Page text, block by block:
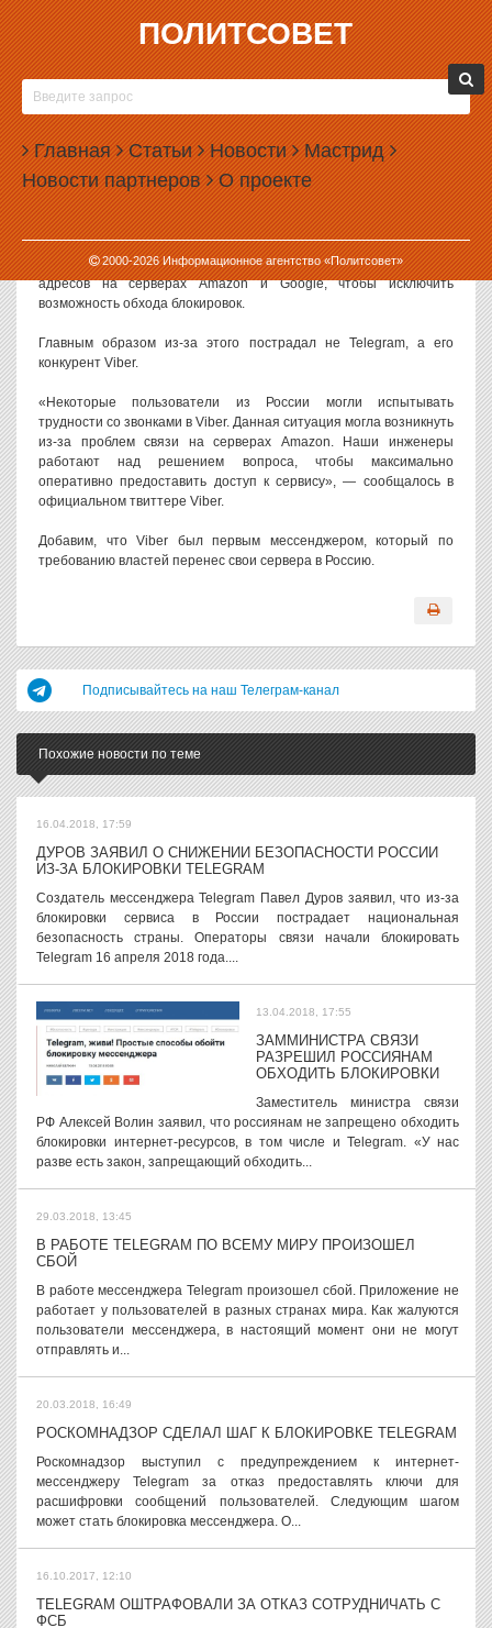
ПОЛИТСОВЕТ
Главная Статьи Новости Мастрид
Новости партнеров О проекте
2000-2026Информационное агентство «Политсовет»
17.04.2018, 09:06
ИЗ-ЗА БЛОКИРОВКИ TELEGRAM ПОСТРАДАЛ
VIBER
Из-за блокировки мессенджера Telegram в России пострадал
другой популярный мессенджер Viber. У его пользователей
возникли проблемы со звонками.
Блокировка Telegram началась в России 16 апреля 2018 года, и к
вечеру Роскомнадзор заблокировал около 2 миллионов IP-
адресов на серверах Amazon и Google, чтобы исключить
возможность обхода блокировок.
Главным образом из-за этого пострадал не Telegram, а его
конкурент Viber.
«Некоторые пользователи из России могли испытывать
трудности со звонками в Viber. Данная ситуация могла возникнуть
из-за проблем связи на серверах Amazon. Наши инженеры
работают над решением вопроса, чтобы максимально
оперативно предоставить доступ к сервису», — сообщалось в
официальном твиттере Viber.
Добавим, что Viber был первым мессенджером, который по
требованию властей перенес свои сервера в Россию.
Подписывайтесь на наш Телеграм-канал
Похожие новости по теме
16.04.2018, 17:59
ДУРОВ ЗАЯВИЛ О СНИЖЕНИИ БЕЗОПАСНОСТИ РОССИИ
ИЗ-ЗА БЛОКИРОВКИ TELEGRAM
Создатель мессенджера Telegram Павел Дуров заявил, что из-за
блокировки сервиса в России пострадает национальная
безопасность страны. Операторы связи начали блокировать
Telegram 16 апреля 2018 года....
13.04.2018, 17:55
ЗАММИНИСТРА СВЯЗИ
РАЗРЕШИЛ РОССИЯНАМ
ОБХОДИТЬ БЛОКИРОВКИ
Заместитель министра связи
РФ Алексей Волин заявил, что россиянам не запрещено обходить
блокировки интернет-ресурсов, в том числе и Telegram. «У нас
разве есть закон, запрещающий обходить...
29.03.2018, 13:45
В РАБОТЕ TELEGRAM ПО ВСЕМУ МИРУ ПРОИЗОШЕЛ
СБОЙ
В работе мессенджера Telegram произошел сбой. Приложение не
работает у пользователей в разных странах мира. Как жалуются
пользователи мессенджера, в настоящий момент они не могут
отправлять и...
20.03.2018, 16:49
РОСКОМНАДЗОР СДЕЛАЛ ШАГ К БЛОКИРОВКЕ TELEGRAM
Роскомнадзор выступил с предупреждением к интернет-
мессенджеру Telegram за отказ предоставлять ключи для
расшифровки сообщений пользователей. Следующим шагом
может стать блокировка мессенджера. О...
16.10.2017, 12:10
TELEGRAM ОШТРАФОВАЛИ ЗА ОТКАЗ СОТРУДНИЧАТЬ С
ФСБ